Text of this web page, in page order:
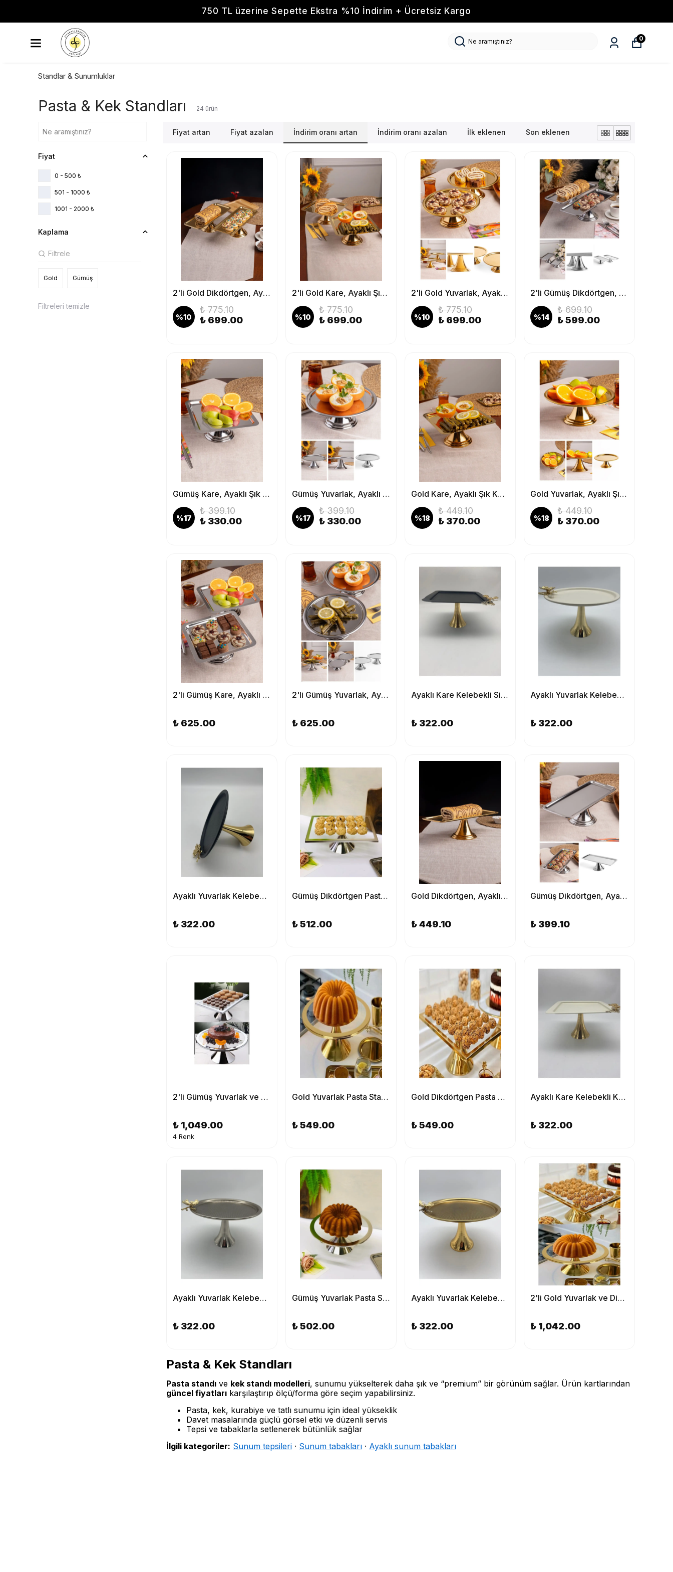
750 TL üzerine Sepette Ekstra %10 İndirim + Ücretsiz Kargo
0
Standlar & Sunumluklar
Pasta & Kek Standları 24 ürün
Fiyat artan Fiyat azalan İndirim oranı artan İndirim oranı azalan İlk eklenen Son eklenen
Fiyat
0 - 500 ₺
501 - 1000 ₺
1001 - 2000 ₺
Kaplama
Gold Gümüş
Filtreleri temizle
2'li Gold Dikdörtgen, Ayaklı Şık Kek, Pasta, Kurabiye ve Tatlı Servis Sunum Standı
%10
₺ 775.10
₺ 699.00
2'li Gold Kare, Ayaklı Şık Kek, Pasta, Kurabiye ve Tatlı Servis Sunum Standı
%10
₺ 775.10
₺ 699.00
2'li Gold Yuvarlak, Ayaklı Şık Kek, Pasta, Kurabiye ve Tatlı Servis Sunum Standı
%10
₺ 775.10
₺ 699.00
2'li Gümüş Dikdörtgen, Ayaklı Şık Kek, Pasta, Kurabiye ve Tatlı Servis Sunum Standı
%14
₺ 699.10
₺ 599.00
Gümüş Kare, Ayaklı Şık Kek, Pasta, Kurabiye ve Tatlı Servis Sunum Standı
%17
₺ 399.10
₺ 330.00
Gümüş Yuvarlak, Ayaklı Şık Kek, Pasta, Kurabiye ve Tatlı Servis Sunum Standı
%17
₺ 399.10
₺ 330.00
Gold Kare, Ayaklı Şık Kek, Pasta, Kurabiye ve Tatlı Servis Sunum Standı
%18
₺ 449.10
₺ 370.00
Gold Yuvarlak, Ayaklı Şık Kek, Pasta, Kurabiye ve Tatlı Servis Sunum Standı
%18
₺ 449.10
₺ 370.00
2'li Gümüş Kare, Ayaklı Şık Kek, Pasta, Kurabiye ve Tatlı Servis Sunum Standı
₺ 625.00
2'li Gümüş Yuvarlak, Ayaklı Şık Kek, Pasta, Kurabiye ve Tatlı Servis Sunum Standı
₺ 625.00
Ayaklı Kare Kelebekli Siyah Kek, Kurabiye ve Pasta Sunum Tabağı, Servis Tepsisi
₺ 322.00
Ayaklı Yuvarlak Kelebekli Krem Kek, Kurabiye ve Pasta Sunum Tabağı, Servis Tepsisi
₺ 322.00
Ayaklı Yuvarlak Kelebekli Siyah Kek, Kurabiye ve Pasta Sunum Tabağı, Servis Tepsisi
₺ 322.00
Gümüş Dikdörtgen Pasta Standı, Kek ve Kurabiye Sunum Stantı, Çeyizlik, Hediyelik, Pasta Tabağı
₺ 512.00
Gold Dikdörtgen, Ayaklı Şık Kek, Pasta, Kurabiye ve Tatlı Servis Sunum Standı
₺ 449.10
Gümüş Dikdörtgen, Ayaklı Şık Kek, Pasta, Kurabiye ve Tatlı Servis Sunum Standı
₺ 399.10
2'li Gümüş Yuvarlak ve Dikdörtgen Pasta Stantı, Kek ve Kurabiye Sunum Stantı, Çeyizlik, Hediyelik
₺ 1,049.00
4 Renk
Gold Yuvarlak Pasta Standı, Kek ve Kurabiye Sunum Stantı, Çeyizlik, Hediyelik, Pasta Tabağı
₺ 549.00
Gold Dikdörtgen Pasta Standı, Kek ve Kurabiye Sunum Stantı, Çeyizlik, Hediyelik, Pasta Tabağı
₺ 549.00
Ayaklı Kare Kelebekli Krem Kek, Kurabiye ve Pasta Sunum Tabağı, Servis Tepsisi
₺ 322.00
Ayaklı Yuvarlak Kelebekli Gümüş Kek, Kurabiye ve Pasta Sunum Tabağı, Servis Tepsisi
₺ 322.00
Gümüş Yuvarlak Pasta Standı, Kek ve Kurabiye Sunum Stantı, Çeyizlik, Hediyelik, Pasta Tabağı
₺ 502.00
Ayaklı Yuvarlak Kelebekli Gold Kek, Kurabiye ve Pasta Sunum Tabağı, Servis Tepsisi
₺ 322.00
2'li Gold Yuvarlak ve Dikdörtgen Pasta Stantı, Kek ve Kurabiye Sunum Stantı, Çeyizlik, Hediyelik
₺ 1,042.00
Pasta & Kek Standları
Pasta standı ve kek standı modelleri, sunumu yükselterek daha şık ve “premium” bir görünüm sağlar. Ürün kartlarından
güncel fiyatları karşılaştırıp ölçü/forma göre seçim yapabilirsiniz.
Pasta, kek, kurabiye ve tatlı sunumu için ideal yükseklik
Davet masalarında güçlü görsel etki ve düzenli servis
Tepsi ve tabaklarla setlenerek bütünlük sağlar
İlgili kategoriler: Sunum tepsileri · Sunum tabakları · Ayaklı sunum tabakları